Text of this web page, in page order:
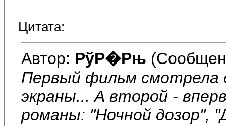
Цитата:
Автор: РўР�Рњ
Первый фильм смотрела
экраны... А второй -
романы: "Ночной дозор",